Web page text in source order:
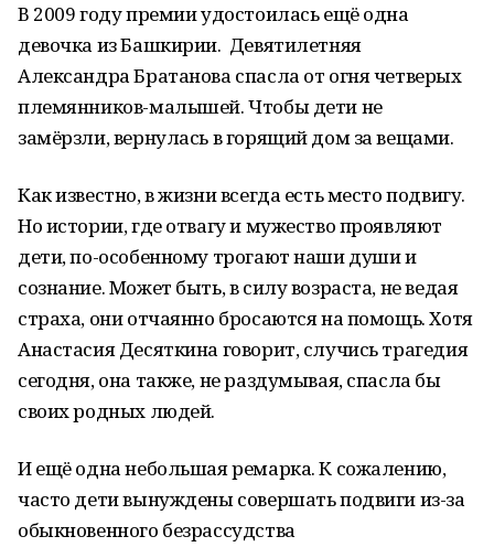
В 2009 году премии удостоилась ещё одна
девочка из Башкирии. Девятилетняя
Александра Братанова спасла от огня четверых
племянников-малышей. Чтобы дети не
замёрзли, вернулась в горящий дом за вещами.
Как известно, в жизни всегда есть место подвигу.
Но истории, где отвагу и мужество проявляют
дети, по-особенному трогают наши души и
сознание. Может быть, в силу возраста, не ведая
страха, они отчаянно бросаются на помощь. Хотя
Анастасия Десяткина говорит, случись трагедия
сегодня, она также, не раздумывая, спасла бы
своих родных людей.
И ещё одна небольшая ремарка. К сожалению,
часто дети вынуждены совершать подвиги из-за
обыкновенного безрассудства